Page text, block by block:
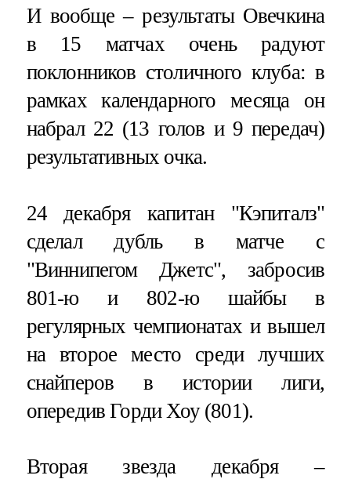
И вообще – результаты Овечкина
в 15 матчах очень радуют
поклонников столичного клуба: в
рамках календарного месяца он
набрал 22 (13 голов и 9 передач)
результативных очка.
24 декабря капитан "Кэпиталз"
сделал дубль в матче с
"Виннипегом Джетс", забросив
801-ю и 802-ю шайбы в
регулярных чемпионатах и вышел
на второе место среди лучших
снайперов в истории лиги,
опередив Горди Хоу (801).
Вторая звезда декабря –